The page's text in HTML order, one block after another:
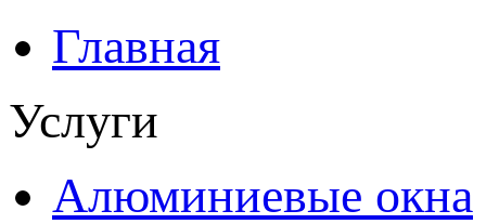
Главная
Услуги
Алюминиевые окна